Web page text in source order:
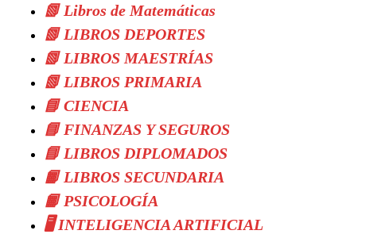
📗 Libros de Matemáticas
📗 LIBROS DEPORTES
📗 LIBROS MAESTRÍAS
📗 LIBROS PRIMARIA
📘 CIENCIA
📘 FINANZAS Y SEGUROS
📘 LIBROS DIPLOMADOS
📙 LIBROS SECUNDARIA
📙 PSICOLOGÍA
🖥️ INTELIGENCIA ARTIFICIAL